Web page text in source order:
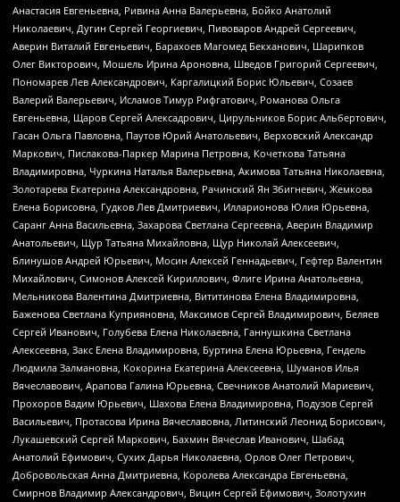
Анастасия Евгеньевна, Ривина Анна Валерьевна, Бойко Анатолий
Николаевич, Дугин Сергей Георгиевич, Пивоваров Андрей Сергеевич,
Аверин Виталий Евгеньевич, Барахоев Магомед Бекханович, Шарипков
Олег Викторович, Мошель Ирина Ароновна, Шведов Григорий Сергеевич,
Пономарев Лев Александрович, Каргалицкий Борис Юльевич, Созаев
Валерий Валерьевич, Исламов Тимур Рифгатович, Романова Ольга
Евгеньевна, Щаров Сергей Алексадрович, Цирульников Борис Альбертович,
Гасан Ольга Павловна, Паутов Юрий Анатольевич, Верховский Александр
Маркович, Пислакова-Паркер Марина Петровна, Кочеткова Татьяна
Владимировна, Чуркина Наталья Валерьевна, Акимова Татьяна Николаевна,
Золотарева Екатерина Александровна, Рачинский Ян Збигневич, Жемкова
Елена Борисовна, Гудков Лев Дмитриевич, Илларионова Юлия Юрьевна,
Саранг Анна Васильевна, Захарова Светлана Сергеевна, Аверин Владимир
Анатольевич, Щур Татьяна Михайловна, Щур Николай Алексеевич,
Блинушов Андрей Юрьевич, Мосин Алексей Геннадьевич, Гефтер Валентин
Михайлович, Симонов Алексей Кириллович, Флиге Ирина Анатольевна,
Мельникова Валентина Дмитриевна, Вититинова Елена Владимировна,
Баженова Светлана Куприяновна, Максимов Сергей Владимирович, Беляев
Сергей Иванович, Голубева Елена Николаевна, Ганнушкина Светлана
Алексеевна, Закс Елена Владимировна, Буртина Елена Юрьевна, Гендель
Людмила Залмановна, Кокорина Екатерина Алексеевна, Шуманов Илья
Вячеславович, Арапова Галина Юрьевна, Свечников Анатолий Мариевич,
Прохоров Вадим Юрьевич, Шахова Елена Владимировна, Подузов Сергей
Васильевич, Протасова Ирина Вячеславовна, Литинский Леонид Борисович,
Лукашевский Сергей Маркович, Бахмин Вячеслав Иванович, Шабад
Анатолий Ефимович, Сухих Дарья Николаевна, Орлов Олег Петрович,
Добровольская Анна Дмитриевна, Королева Александра Евгеньевна,
Смирнов Владимир Александрович, Вицин Сергей Ефимович, Золотухин